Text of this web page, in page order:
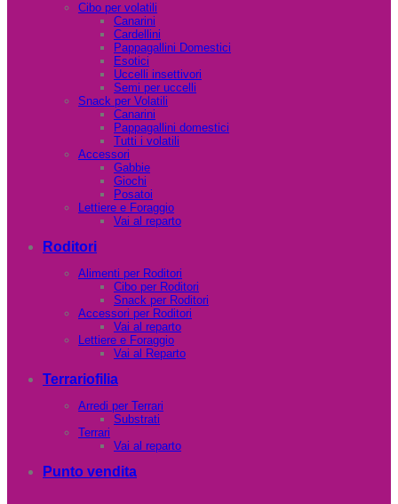
Cibo per volatili
Canarini
Cardellini
Pappagallini Domestici
Esotici
Uccelli insettivori
Semi per uccelli
Snack per Volatili
Canarini
Pappagallini domestici
Tutti i volatili
Accessori
Gabbie
Giochi
Posatoi
Lettiere e Foraggio
Vai al reparto
Roditori
Alimenti per Roditori
Cibo per Roditori
Snack per Roditori
Accessori per Roditori
Vai al reparto
Lettiere e Foraggio
Vai al Reparto
Terrariofilia
Arredi per Terrari
Substrati
Terrari
Vai al reparto
Punto vendita